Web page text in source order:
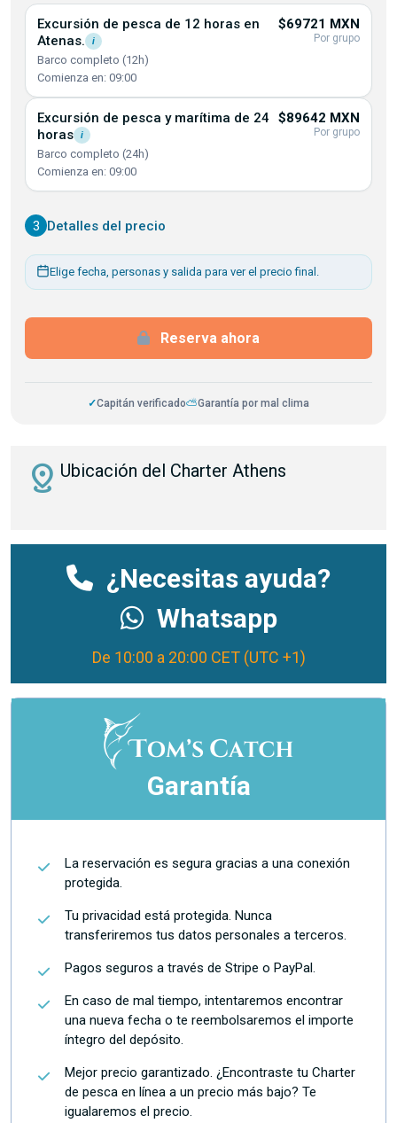
Excursión de pesca de 12 horas en
Atenas.
i
Barco completo (12h)
Comienza en: 09:00
$69721 MXN
Por grupo
Excursión de pesca y marítima de 24
horas
i
Barco completo (24h)
Comienza en: 09:00
$89642 MXN
Por grupo
3 Detalles del precio
Elige fecha, personas y salida para ver el precio final.
Reserva ahora
✓Capitán verificado⛅Garantía por mal clima
distance Ubicación del Charter Athens
¿Necesitas ayuda?
Whatsapp
De 10:00 a 20:00 CET (UTC +1)
Garantía
La reservación es segura gracias a una conexión
protegida.
Tu privacidad está protegida. Nunca
transferiremos tus datos personales a terceros.
Pagos seguros a través de Stripe o PayPal.
En caso de mal tiempo, intentaremos encontrar
una nueva fecha o te reembolsaremos el importe
íntegro del depósito.
Mejor precio garantizado. ¿Encontraste tu Charter
de pesca en línea a un precio más bajo? Te
igualaremos el precio.